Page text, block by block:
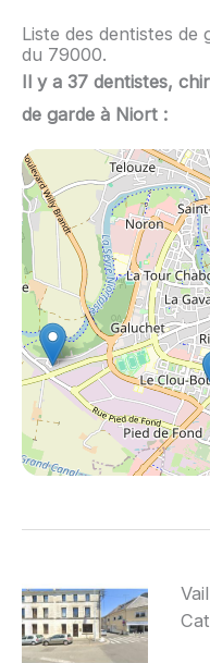
Liste des dentistes
du 79000.
Il y a 37 dentistes,
de garde à Niort :